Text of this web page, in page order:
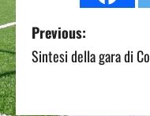
P
o
Previous:
Sintesi della gara di